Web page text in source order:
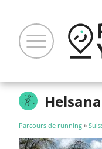
Parcours de running »